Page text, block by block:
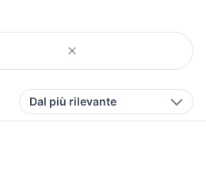
Dal più rilevante